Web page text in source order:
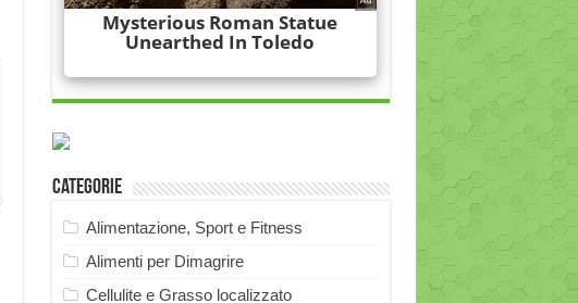
Categorie
Alimentazione, Sport e Fitness
Alimenti per Dimagrire
Cellulite e Grasso localizzato